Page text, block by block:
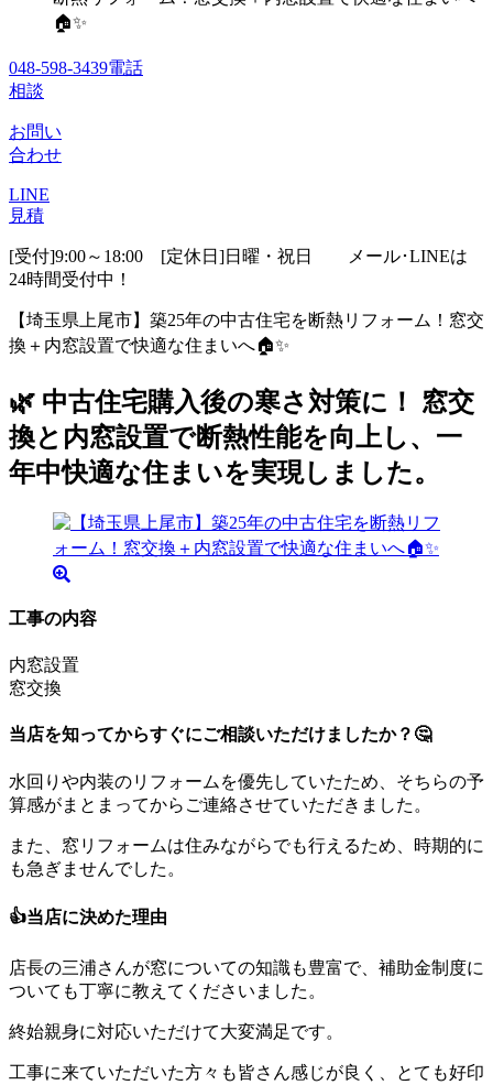
🏠✨
048-598-3439電話
相談
お問い
合わせ
LINE
見積
[受付]9:00～18:00 [定休日]日曜・祝日
メール･LINEは
24時間受付中！
【埼玉県上尾市】築25年の中古住宅を断熱リフォーム！窓交
換＋内窓設置で快適な住まいへ🏠✨
🌿 中古住宅購入後の寒さ対策に！ 窓交
換と内窓設置で断熱性能を向上し、一
年中快適な住まいを実現しました。
工事の内容
内窓設置
窓交換
当店を知ってからすぐにご相談いただけましたか？🤔
水回りや内装のリフォームを優先していたため、そちらの予
算感がまとまってからご連絡させていただきました。
また、窓リフォームは住みながらでも行えるため、時期的に
も急ぎませんでした。
👍当店に決めた理由
店長の三浦さんが窓についての知識も豊富で、補助金制度に
ついても丁寧に教えてくださいました。
終始親身に対応いただけて大変満足です。
工事に来ていただいた方々も皆さん感じが良く、とても好印